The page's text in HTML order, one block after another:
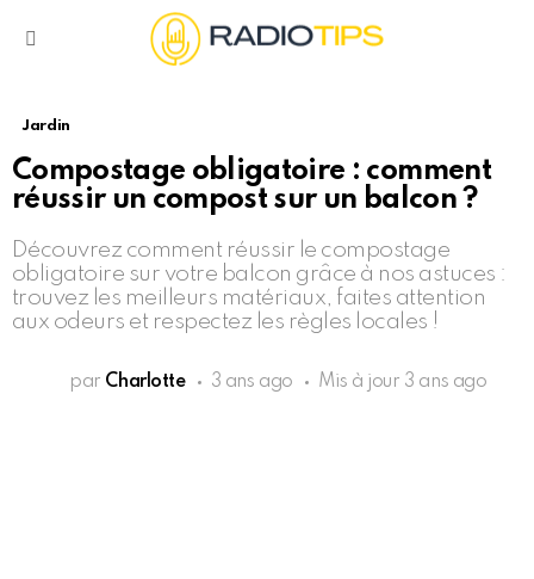
Jardin
Compostage obligatoire : comment
réussir un compost sur un balcon ?
Découvrez comment réussir le compostage
obligatoire sur votre balcon grâce à nos astuces :
trouvez les meilleurs matériaux, faites attention
aux odeurs et respectez les règles locales !
par Charlotte 3 ans ago Mis à jour 3 ans ago